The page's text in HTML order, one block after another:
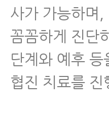
사가 가능하며
꼼꼼하게 진단
단계와 예후
협진 치료를 진